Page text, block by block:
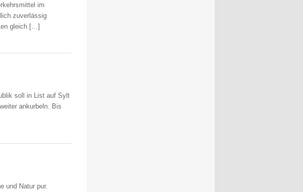
im
zuverlässig
gleich […]
soll in List auf Sylt
ankurbeln. Bis
und Natur pur.